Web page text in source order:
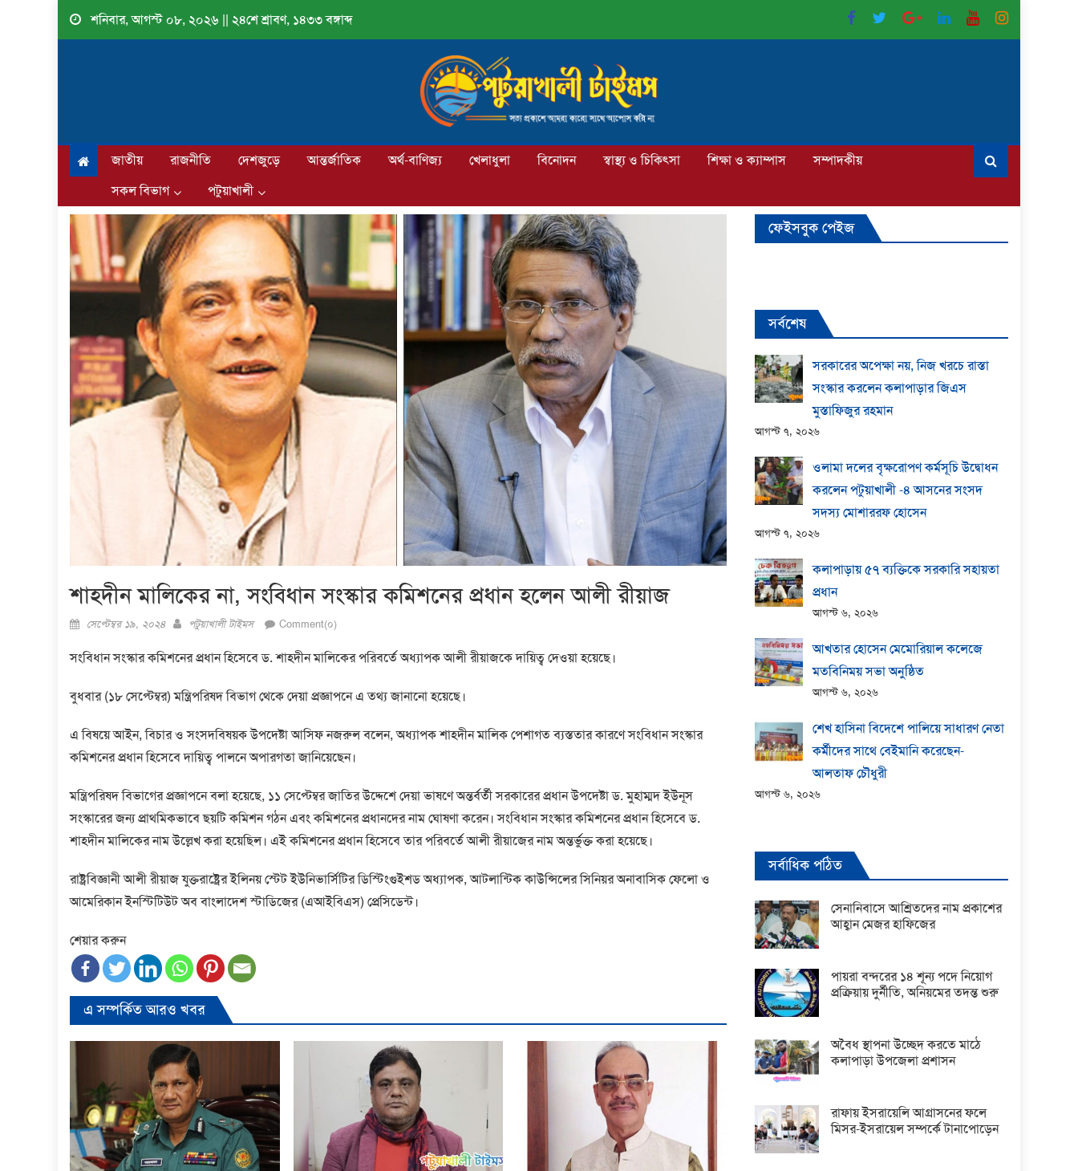
Skip
শনিবার, আগস্ট ০৮, ২০২৬ || ২৪শে শ্রাবণ, ১৪৩৩ বঙ্গাব্দ
জাতীয় রাজনীতি দেশজুড়ে আন্তর্জাতিক অর্থ-বাণিজ্য খেলাধুলা বিনোদন স্বাস্থ্য ও চিকিৎসা শিক্ষা ও ক্যাম্পাস
সম্পাদকীয়
সকল বিভাগ
পটুয়াখালী
শাহদীন মালিকের না, সংবিধান সংস্কার কমিশনের প্রধান হলেন আলী রীয়াজ
Posted
সেপ্টেম্বর ১৯, ২০২৪ Author
পটুয়াখালী টাইমস Comment(০)
সংবিধান সংস্কার কমিশনের প্রধান হিসেবে ড. শাহদীন মালিকের পরিবর্তে অধ্যাপক আলী রীয়াজকে দায়িত্ব দেওয়া হয়েছে।
বুধবার (১৮ সেপ্টেম্বর) মন্ত্রিপরিষদ বিভাগ থেকে দেয়া প্রজ্ঞাপনে এ তথ্য জানানো হয়েছে।
এ বিষয়ে আইন, বিচার ও সংসদবিষয়ক উপদেষ্টা আসিফ নজরুল বলেন, অধ্যাপক শাহদীন মালিক পেশাগত ব্যস্ততার কারণে সংবিধান সংস্কার
কমিশনের প্রধান হিসেবে দায়িত্ব পালনে অপারগতা জানিয়েছেন।
মন্ত্রিপরিষদ বিভাগের প্রজ্ঞাপনে বলা হয়েছে, ১১ সেপ্টেম্বর জাতির উদ্দেশে দেয়া ভাষণে অন্তর্বর্তী সরকারের প্রধান উপদেষ্টা ড. মুহাম্মদ ইউনূস
সংস্কারের জন্য প্রাথমিকভাবে ছয়টি কমিশন গঠন এবং কমিশনের প্রধানদের নাম ঘোষণা করেন। সংবিধান সংস্কার কমিশনের প্রধান হিসেবে ড.
শাহদীন মালিকের নাম উল্লেখ করা হয়েছিল। এই কমিশনের প্রধান হিসেবে তার পরিবর্তে আলী রীয়াজের নাম অন্তর্ভুক্ত করা হয়েছে।
রাষ্ট্রবিজ্ঞানী আলী রীয়াজ যুক্তরাষ্ট্রের ইলিনয় স্টেট ইউনিভার্সিটির ডিস্টিংগুইশড অধ্যাপক, আটলান্টিক কাউন্সিলের সিনিয়র অনাবাসিক ফেলো ও
আমেরিকান ইনস্টিটিউট অব বাংলাদেশ স্টাডিজের (এআইবিএস) প্রেসিডেন্ট।
শেয়ার করুন
এ সম্পর্কিত আরও খবর
ফেইসবুক পেইজ
সর্বশেষ
সরকারের অপেক্ষা নয়, নিজ খরচে রাস্তা
সংস্কার করলেন কলাপাড়ার জিএস
মুস্তাফিজুর রহমান
আগস্ট ৭, ২০২৬
ওলামা দলের বৃক্ষরোপণ কর্মসূচি উদ্বোধন
করলেন পটুয়াখালী -৪ আসনের সংসদ
সদস্য মোশাররফ হোসেন
আগস্ট ৭, ২০২৬
কলাপাড়ায় ​৫৭ ব্যক্তিকে সরকারি সহায়তা
প্রধান
আগস্ট ৬, ২০২৬
আখতার হোসেন মেমোরিয়াল কলেজে
মতবিনিময় সভা অনুষ্ঠিত
আগস্ট ৬, ২০২৬
শেখ হাসিনা বিদেশে পালিয়ে সাধারণ নেতা
কর্মীদের সাথে বেইমানি করেছেন-
আলতাফ চৌধুরী
আগস্ট ৬, ২০২৬
সর্বাধিক পঠিত
সেনানিবাসে আশ্রিতদের নাম প্রকাশের
আহ্বান মেজর হাফিজের
পায়রা বন্দরের ১৪ শূন্য পদে নিয়োগ
প্রক্রিয়ায় দুর্নীতি, অনিয়মের তদন্ত শুরু
অবৈধ স্থাপনা উচ্ছেদ করতে মাঠে
কলাপাড়া উপজেলা প্রশাসন
রাফায় ইসরায়েলি আগ্রাসনের ফলে
মিসর-ইসরায়েল সম্পর্কে টানাপোড়েন